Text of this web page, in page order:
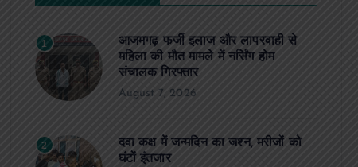
1
आजमगढ़ फर्जी इलाज और लापरवाही से
महिला की मौत मामले में नर्सिंग होम
संचालक गिरफ्तार
August 7, 2026
2
दवा कक्ष में जन्मदिन का जश्न, मरीजों को
घंटों इंतजार